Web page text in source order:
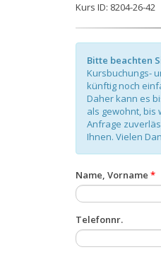
Kurs ID: 8204-26-42
Bitte beachten
Kursbuchungs-
künftig noch
Daher kann es
als gewohnt, bis
Anfrage
Ihnen. Vielen
Name, Vorname *
Telefonnr.